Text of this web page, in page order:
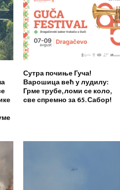
Сутра почиње Гуча!
Варошица већ у лудилу:
Грме трубе, ломи се коло,
све спремно за 65. Сабор!